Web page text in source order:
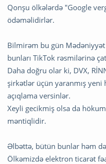
Qonşu ölkələrdə "Google
ödəməlidirlər.
Bilmirəm bu gün
bunları TikTok rəsmilərinə
Daha doğru olar ki, DVX,
şirkətlər üçün yaranmış
açıqlama versinlər.
Xeyli gecikmiş olsa da
məntiqlidir.
Əlbəttə, bütün bunlar həm
Ölkəmizdə elektron ticarət